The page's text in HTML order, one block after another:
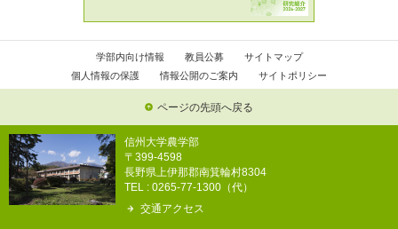
学部内向け情報 教員公募
サイトマップ
個人情報の保護
情報公開のご案内 サイトポリシー
ページの先頭へ戻る
信州大学農学部
〒399-4598
長野県上伊那郡南箕輪村8304
TEL : 0265-77-1300（代）
交通アクセス